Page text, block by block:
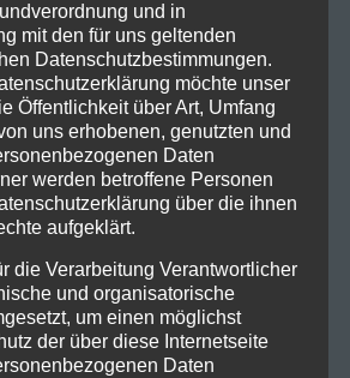
und in
mit den für uns geltenden
Datenschutzbestimmungen.
möchte unser
Öffentlichkeit über Art, Umfang
uns erhobenen, genutzten und
Daten
werden betroffene Personen
über die ihnen
aufgeklärt.
die Verarbeitung Verantwortlicher
und organisatorische
um einen möglichst
der über diese Internetseite
Daten